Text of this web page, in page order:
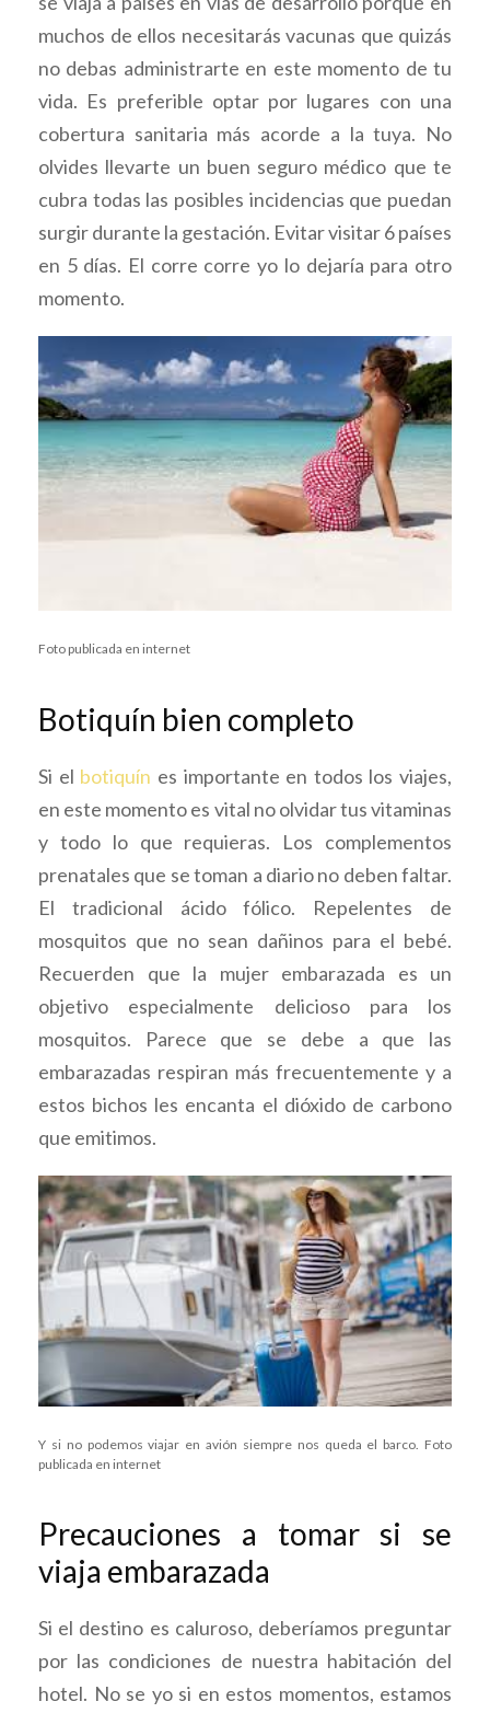
muchos de ellos necesitarás vacunas que quizás
no debas administrarte en este momento de tu
vida. Es preferible optar por lugares con una
cobertura sanitaria más acorde a la tuya. No
olvides llevarte un buen seguro médico que te
cubra todas las posibles incidencias que puedan
surgir durante la gestación. Evitar visitar 6 países
en 5 días. El corre corre yo lo dejaría para otro
momento.
Foto publicada en internet
Botiquín bien completo
Si el botiquín es importante en todos los viajes,
en este momento es vital no olvidar tus vitaminas
y todo lo que requieras. Los complementos
prenatales que se toman a diario no deben faltar.
El tradicional ácido fólico. Repelentes de
mosquitos que no sean dañinos para el bebé.
Recuerden que la mujer embarazada es un
objetivo especialmente delicioso para los
mosquitos. Parece que se debe a que las
embarazadas respiran más frecuentemente y a
estos bichos les encanta el dióxido de carbono
que emitimos.
Y si no podemos viajar en avión siempre nos queda el barco. Foto
publicada en internet
Precauciones a tomar si se
viaja embarazada
Si el destino es caluroso, deberíamos preguntar
por las condiciones de nuestra habitación del
hotel. No se yo si en estos momentos, estamos